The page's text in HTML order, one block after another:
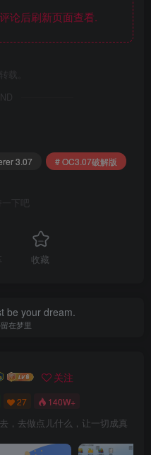
论后刷新页面查看.
载。
3.07 # OC3.07破解版
一下吧
收藏
be your dream.
在梦里
关注
27 140W+
，去做点儿什么，让一切成真